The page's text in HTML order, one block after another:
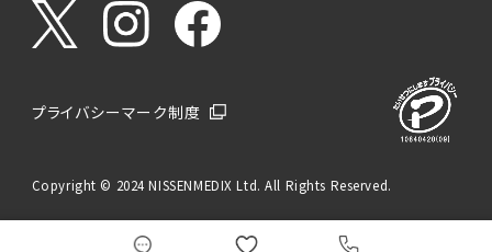
プライバシーマーク制度
Copyright © 2024 NISSENMEDIX Ltd. All Rights Reserved.